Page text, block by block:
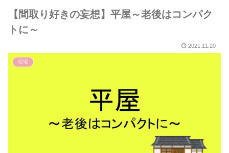
【間取り好きの妄想】平屋～老後はコンパク
トに～
2021.11.20
住宅